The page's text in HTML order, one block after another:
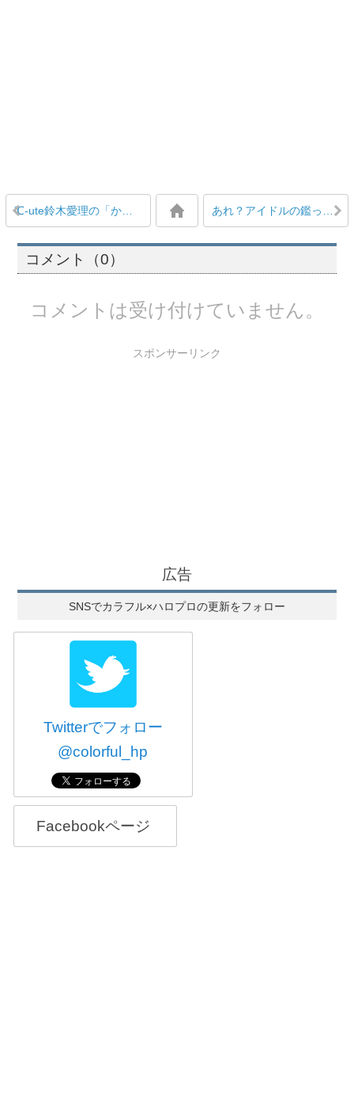
℃-ute鈴木愛理の「かわいこぶりっこ」アイドル力の健在ぶりが話題 あれ？アイドルの鑑ってJuice=Juice宮崎由加のことじゃね？
コメント（0）
コメントは受け付けていません。
スポンサーリンク
広告
SNSでカラフル×ハロプロの更新をフォロー
Twitterでフォロー
@colorful_hp
Facebookページ